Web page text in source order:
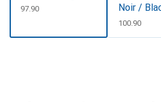
CHF
97.90
Noir /
CHF
100.90